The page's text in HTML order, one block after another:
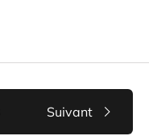
Suivant